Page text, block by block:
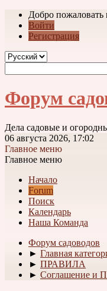
Добро пожаловать
Войти
Регистрация
Форум
Дела садовые и
06 августа 2026, 17:02
Главное меню
Главное меню
Начало
Forum
Поиск
Календарь
Наша Команда
Форум садоводов
► Главная
► ПРАВИЛА
► Соглашение и